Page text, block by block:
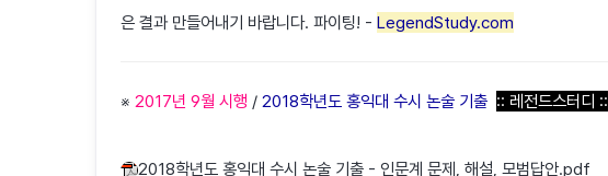
은 결과 만들어내기 바랍니다. 파이팅! - LegendStudy.com
※ 2017년 9월 시행 / 2018학년도 홍익대 수시 논술 기출 :: 레전드스터디 ::
2018학년도 홍익대 수시 논술 기출 - 인문계 문제, 해설, 모범답안.pdf